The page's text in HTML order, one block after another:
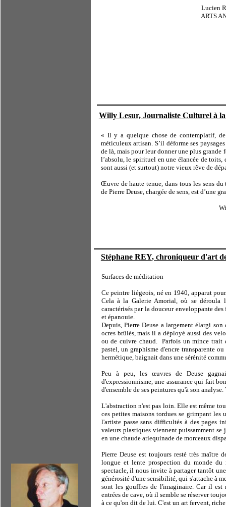
Lucien
ARTS ANTIQUES
Surfaces de méditation
Ce peintre liégeois, né en 1940, apparut
Cela à la Galerie Amorial, où se déroula
caractérisés par la douceur enveloppante
et épanouie.
Depuis, Pierre Deuse a largement élargi son
ocres brûlés, mais il a déployé aussi des
ou de cuivre chaud.
Parfois un mince trait
pastel, un graphisme d'encre transparente
hermétique, baignait dans une sérénité
Peu à peu, les œuvres de Deuse
d'expressionnisme, une assurance qui fait
d'ensemble de ses peintures qu'à son
L'abstraction n'est pas loin. Elle est même
ces petites maisons tordues se grimpant les
l'artiste passe sans difficultés à des pages
valeurs plastiques viennent puissamment
en une chaude arlequinade de morceaux
Pierre Deuse est toujours resté très
longue et lente prospection du monde
spectacle, il nous invite à partager tantôt
générosité d'une sensibilité, qui s'attache à
sont les gouffres de l'imaginaire. Car il est
entrées de cave, où il semble se réserver
à ce qu'on dit de lui. C'est un art fervent, riche
Stéphane REY, chroniqueur d'art
« Il y a quelque chose de contemplatif,
méticuleux artisan. S’il déforme ses
de là, mais pour leur donner une plus grande
l’absolu, le spirituel en une élancée de
sont aussi (et surtout) notre vieux rêve de
Œuvre de haute tenue, dans tous les sens du
de Pierre Deuse, chargée de sens, est d’une
Willy Lesur,
Willy Lesur, Journaliste Culturel à